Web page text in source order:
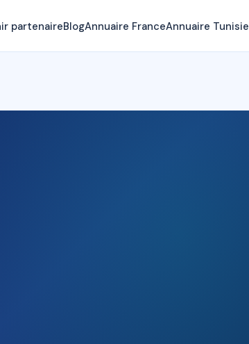
partenaireBlogAnnuaire FranceAnnuaire Tunisie